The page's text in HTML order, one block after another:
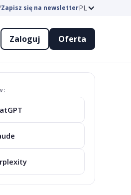
Zapisz się na newsletterPL
Zaloguj Oferta